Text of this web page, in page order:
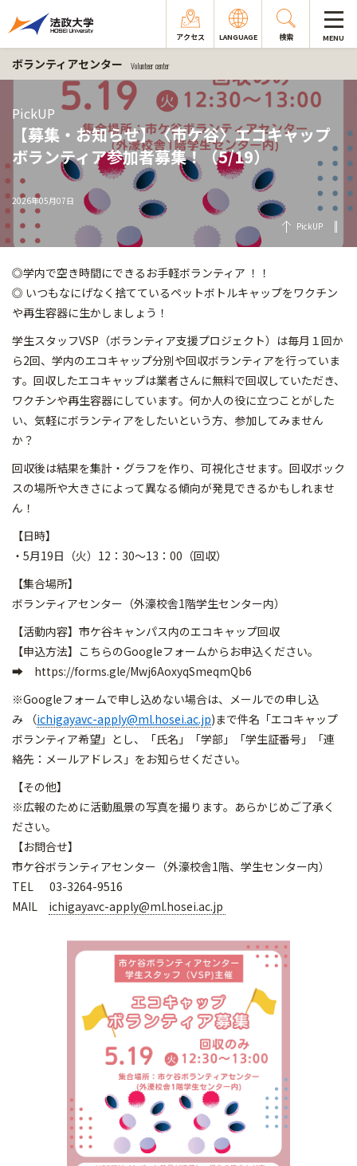
アクセス LANGUAGE 検索 MENU
ボランティアセンター Volunteer center
PickUP
【募集・お知らせ】〈市ケ谷〉エコキャップ
ボランティア参加者募集！（5/19）
2026年05月07日
PickUP
◎学内で空き時間にできるお手軽ボランティア ！！
◎ いつもなにげなく捨てているペットボトルキャップをワクチン
や再生容器に生かしましょう！
学生スタッフVSP（ボランティア支援プロジェクト）は毎月１回か
ら2回、学内のエコキャップ分別や回収ボランティアを行っていま
す。回収したエコキャップは業者さんに無料で回収していただき、
ワクチンや再生容器にしています。何か人の役に立つことがした
い、気軽にボランティアをしたいという方、参加してみません
か？
回収後は結果を集計・グラフを作り、可視化させます。回収ボック
スの場所や大きさによって異なる傾向が発見できるかもしれませ
ん！
【日時】
・5月19日（火）12：30～13：00（回収）
【集合場所】
ボランティアセンター（外濠校舎1階学生センター内）
【活動内容】市ケ谷キャンパス内のエコキャップ回収
【申込方法】こちらのGoogleフォームからお申込ください。
➡ https://forms.gle/Mwj6AoxyqSmeqmQb6
※Googleフォームで申し込めない場合は、メールでの申し込
み （ichigayavc-apply@ml.hosei.ac.jp)まで件名「エコキャップ
ボランティア希望」とし、「氏名」「学部」「学生証番号」「連
絡先：メールアドレス」をお知らせください。
【その他】
※広報のために活動風景の写真を撮ります。あらかじめご了承く
ださい。
【お問合せ】
市ケ谷ボランティアセンター（外濠校舎1階、学生センター内）
TEL 03-3264-9516
MAIL ichigayavc-apply@ml.hosei.ac.jp